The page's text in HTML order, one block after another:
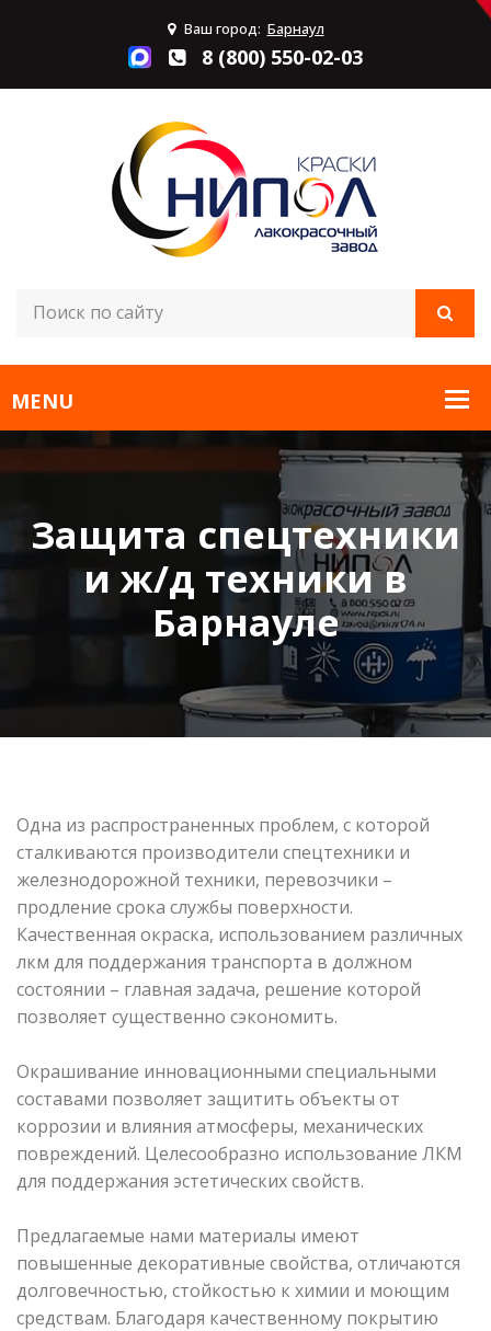
Ваш город: Барнаул
8 (800) 550-02-03
Защита спецтехники
и ж/д техники в
Барнауле
Одна из распространенных проблем, с которой
сталкиваются производители спецтехники и
железнодорожной техники, перевозчики –
продление срока службы поверхности.
Качественная окраска, использованием различных
лкм для поддержания транспорта в должном
состоянии – главная задача, решение которой
позволяет существенно сэкономить.
Окрашивание инновационными специальными
составами позволяет защитить объекты от
коррозии и влияния атмосферы, механических
повреждений. Целесообразно использование ЛКМ
для поддержания эстетических свойств.
Предлагаемые нами материалы имеют
повышенные декоративные свойства, отличаются
долговечностью, стойкостью к химии и моющим
средствам. Благодаря качественному покрытию